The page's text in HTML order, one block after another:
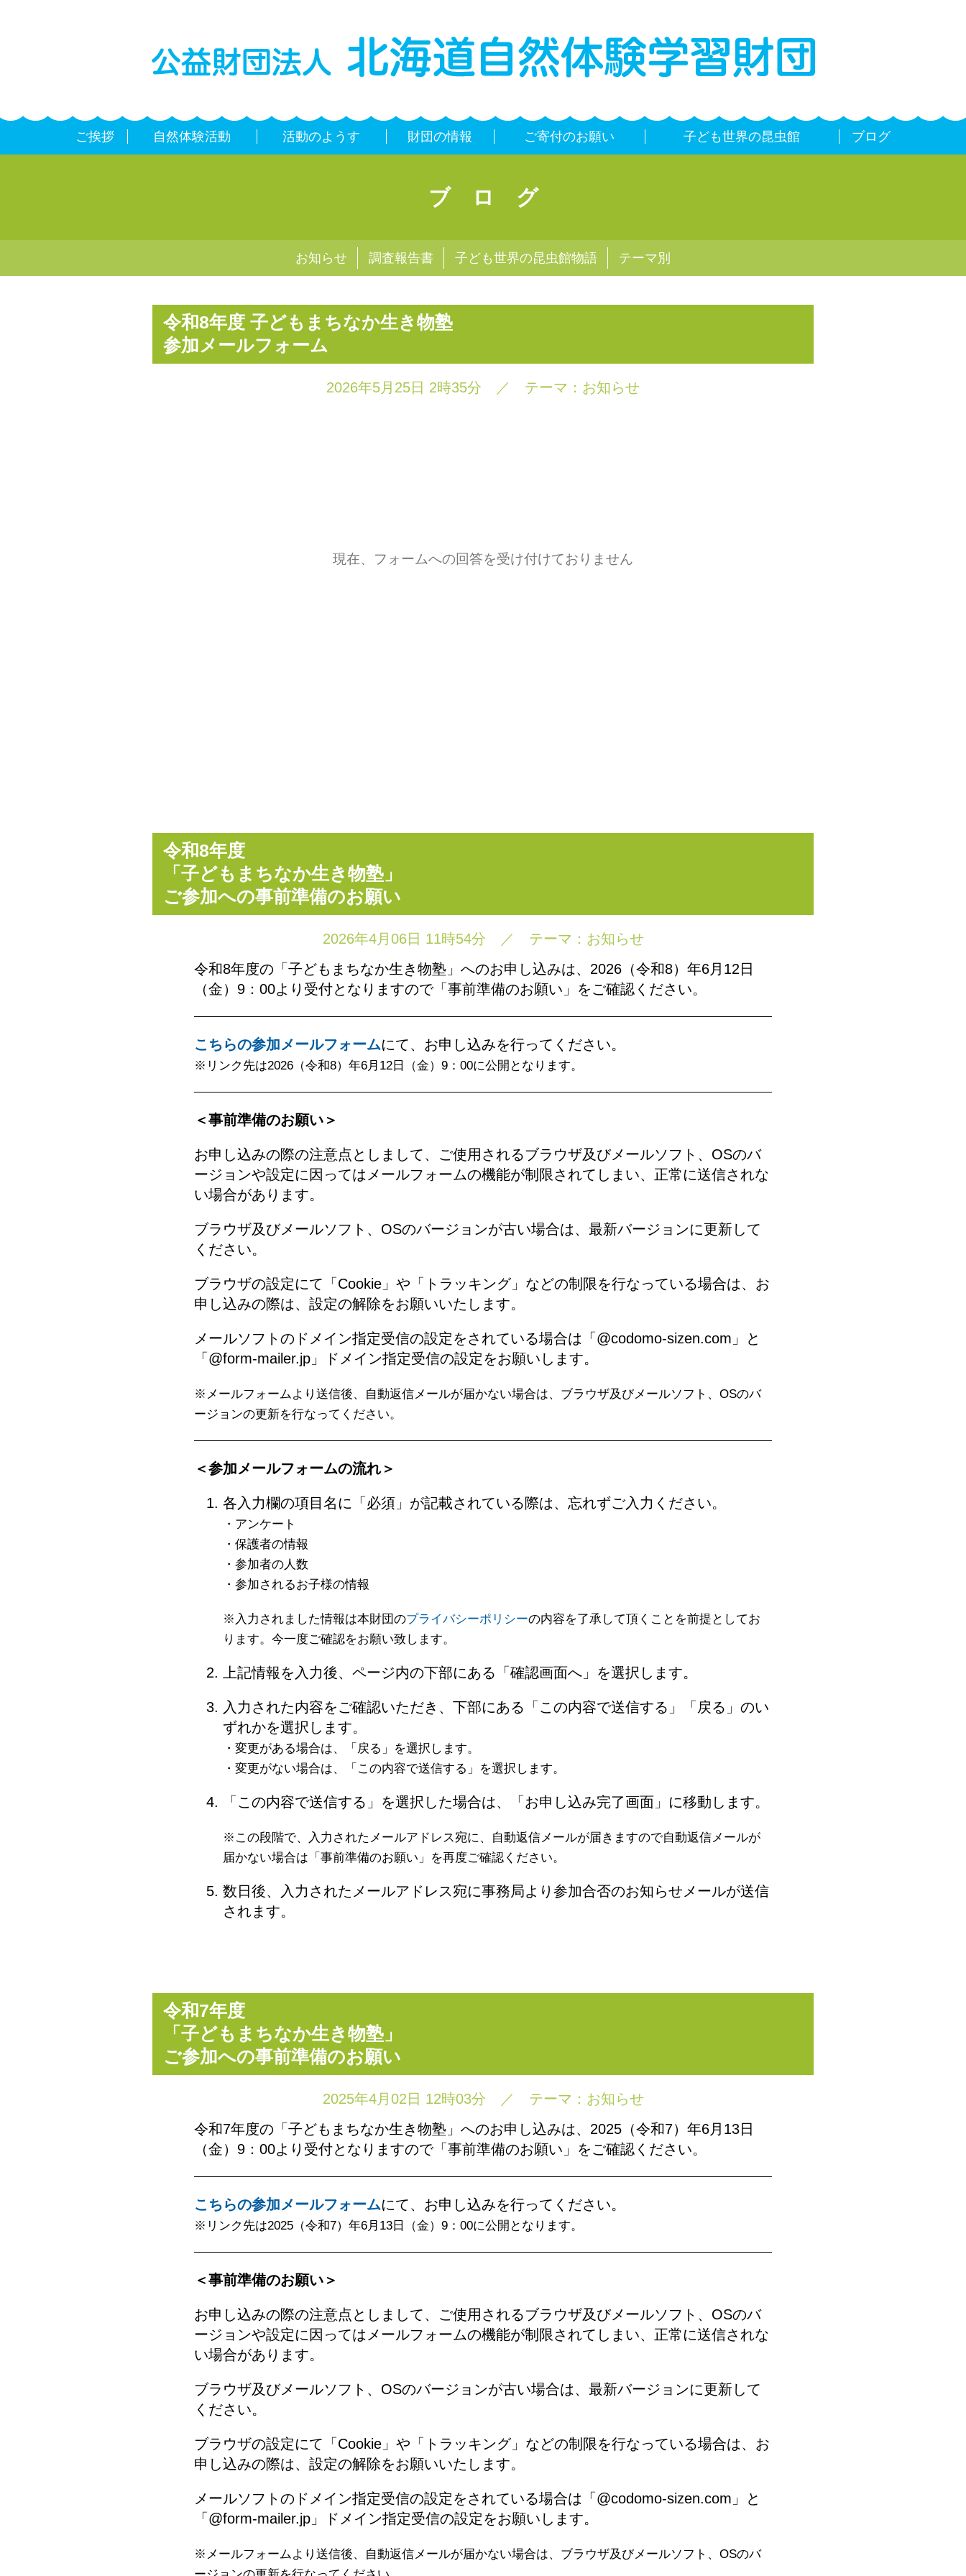
ご挨拶 自然体験活動 活動のようす 財団の情報 ご寄付のお願い 子ども世界の昆虫館 ブログ
ブログ
お知らせ 調査報告書 子ども世界の昆虫館物語 テーマ別
令和8年度 子どもまちなか生き物塾
参加メールフォーム
2026年5月25日 2時35分 ／ テーマ： お知らせ
令和8年度
「子どもまちなか生き物塾」
ご参加への事前準備のお願い
2026年4月06日 11時54分 ／ テーマ： お知らせ
令和8年度の「子どもまちなか生き物塾」へのお申し込みは、2026（令和8）年6月12日
（金）9：00より受付となりますので「事前準備のお願い」をご確認ください。
こちらの参加メールフォームにて、お申し込みを行ってください。
※リンク先は2026（令和8）年6月12日（金）9：00に公開となります。
＜事前準備のお願い＞
お申し込みの際の注意点としまして、ご使用されるブラウザ及びメールソフト、OSのバ
ージョンや設定に因ってはメールフォームの機能が制限されてしまい、正常に送信されな
い場合があります。
ブラウザ及びメールソフト、OSのバージョンが古い場合は、最新バージョンに更新して
ください。
ブラウザの設定にて「Cookie」や「トラッキング」などの制限を行なっている場合は、お
申し込みの際は、設定の解除をお願いいたします。
メールソフトのドメイン指定受信の設定をされている場合は「@codomo-sizen.com」と
「@form-mailer.jp」ドメイン指定受信の設定をお願いします。
※メールフォームより送信後、自動返信メールが届かない場合は、ブラウザ及びメールソフト、OSのバ
ージョンの更新を行なってください。
＜参加メールフォームの流れ＞
各入力欄の項目名に「必須」が記載されている際は、忘れずご入力ください。
・アンケート
・保護者の情報
・参加者の人数
・参加されるお子様の情報
※入力されました情報は本財団のプライバシーポリシーの内容を了承して頂くことを前提としてお
ります。今一度ご確認をお願い致します。
上記情報を入力後、ページ内の下部にある「確認画面へ」を選択します。
入力された内容をご確認いただき、下部にある「この内容で送信する」「戻る」のい
ずれかを選択します。
・変更がある場合は、「戻る」を選択します。
・変更がない場合は、「この内容で送信する」を選択します。
「この内容で送信する」を選択した場合は、「お申し込み完了画面」に移動します。
※この段階で、入力されたメールアドレス宛に、自動返信メールが届きますので自動返信メールが
届かない場合は「事前準備のお願い」を再度ご確認ください。
数日後、入力されたメールアドレス宛に事務局より参加合否のお知らせメールが送信
されます。
令和7年度
「子どもまちなか生き物塾」
ご参加への事前準備のお願い
2025年4月02日 12時03分 ／ テーマ： お知らせ
令和7年度の「子どもまちなか生き物塾」へのお申し込みは、2025（令和7）年6月13日
（金）9：00より受付となりますので「事前準備のお願い」をご確認ください。
こちらの参加メールフォームにて、お申し込みを行ってください。
※リンク先は2025（令和7）年6月13日（金）9：00に公開となります。
＜事前準備のお願い＞
お申し込みの際の注意点としまして、ご使用されるブラウザ及びメールソフト、OSのバ
ージョンや設定に因ってはメールフォームの機能が制限されてしまい、正常に送信されな
い場合があります。
ブラウザ及びメールソフト、OSのバージョンが古い場合は、最新バージョンに更新して
ください。
ブラウザの設定にて「Cookie」や「トラッキング」などの制限を行なっている場合は、お
申し込みの際は、設定の解除をお願いいたします。
メールソフトのドメイン指定受信の設定をされている場合は「@codomo-sizen.com」と
「@form-mailer.jp」ドメイン指定受信の設定をお願いします。
※メールフォームより送信後、自動返信メールが届かない場合は、ブラウザ及びメールソフト、OSのバ